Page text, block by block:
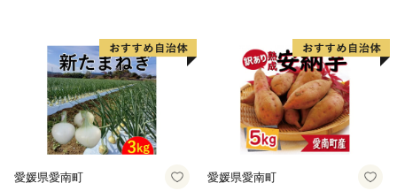
愛媛県愛南町 愛媛県愛南町